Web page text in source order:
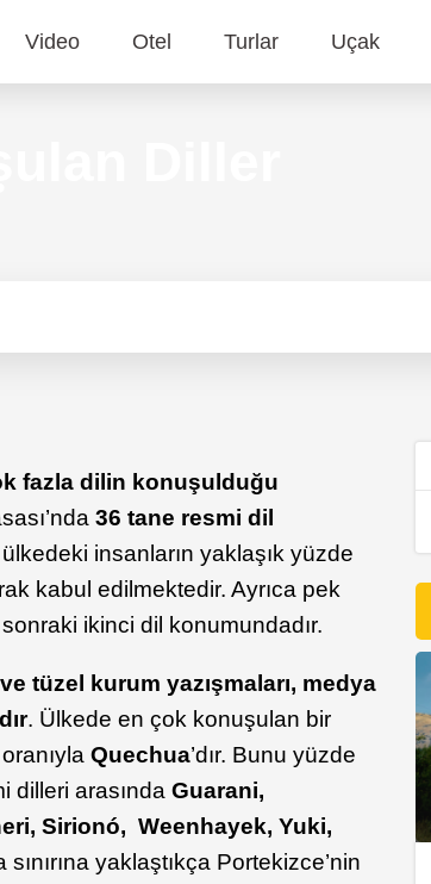
Video Otel Turlar Uçak
fazla dilin konuşulduğu
36 tane resmi dil
ülkedeki insanların yaklaşık yüzde
kabul edilmektedir. Ayrıca pek
ikinci dil konumundadır.
tüzel kurum yazışmaları, medya
. Ülkede en çok konuşulan bir
Quechua’dır. Bunu yüzde
dilleri arasındaGuarani,
Sirionó, Weenhayek, Yuki,
yaklaştıkça Portekizce’nin